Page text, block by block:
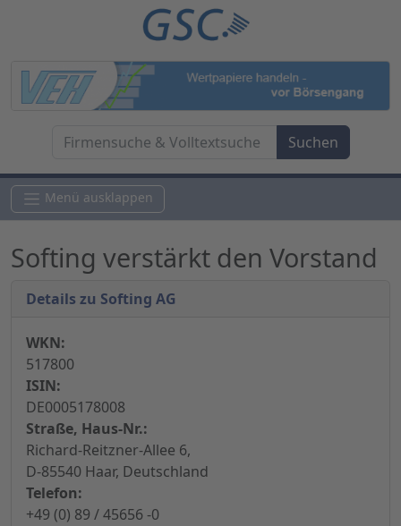
Menü ausklappen
Softing verstärkt den Vorstand
Details zu Softing AG
WKN:
517800
ISIN:
DE0005178008
Straße, Haus-Nr.:
Richard-Reitzner-Allee 6,
D-85540 Haar, Deutschland
Telefon:
+49 (0) 89 / 45656 -0